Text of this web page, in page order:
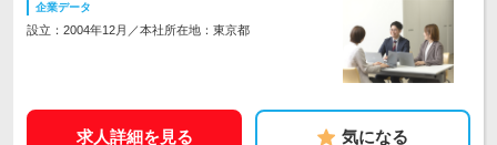
企業データ
設立：2004年12月／本社所在地：東京都
求人詳細を見る 気になる